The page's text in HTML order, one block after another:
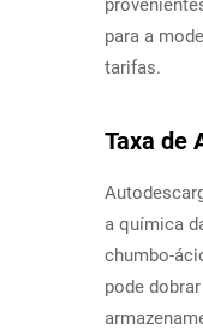
para a
tarifas.
Taxa de
a química
chumbo-
pode